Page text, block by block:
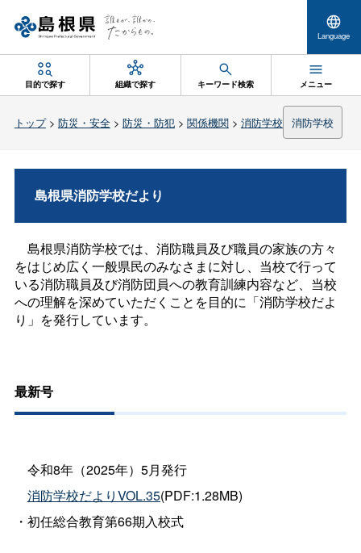
Language
目的で探す 組織で探す キーワード検索 メニュー
トップ> 防災・安全> 防災・防犯> 関係機関> 消防学校 消防学校
島根県消防学校だより
島根県消防学校では、消防職員及び職員の家族の方々
をはじめ広く一般県民のみなさまに対し、当校で行って
いる消防職員及び消防団員への教育訓練内容など、当校
への理解を深めていただくことを目的に「消防学校だよ
り」を発行しています。
最新号
令和8年（2025年）5月発行
消防学校だよりVOL.35(PDF:1.28MB)
・ 初任総合教育第66期入校式